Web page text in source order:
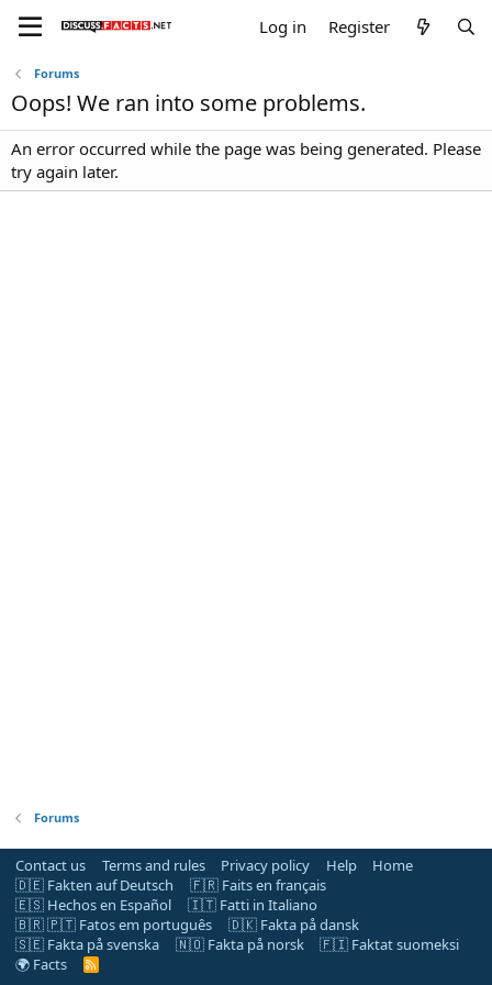
Log in Register
Forums
Oops! We ran into some problems.
An error occurred while the page was being generated. Please
try again later.
Forums
Contact us Terms and rules Privacy policy Help
Home
🇩🇪 Fakten auf Deutsch
🇫🇷 Faits en français
🇪🇸 Hechos en Español
🇮🇹 Fatti in Italiano
🇧🇷 🇵🇹 Fatos em português
🇩🇰 Fakta på dansk
🇸🇪 Fakta på svenska
🇳🇴 Fakta på norsk
🇫🇮 Faktat suomeksi
🌍 Facts
R